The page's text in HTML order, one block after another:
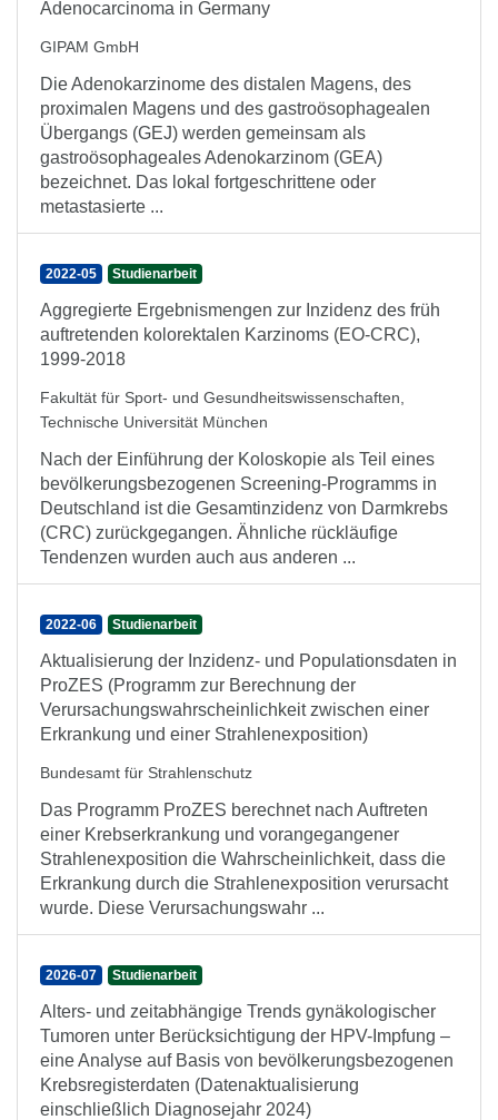
Adenocarcinoma in Germany
GIPAM GmbH
Die Adenokarzinome des distalen Magens, des
proximalen Magens und des gastroösophagealen
Übergangs (GEJ) werden gemeinsam als
gastroösophageales Adenokarzinom (GEA)
bezeichnet. Das lokal fortgeschrittene oder
metastasierte ...
2022-05 Studienarbeit
Aggregierte Ergebnismengen zur Inzidenz des früh
auftretenden kolorektalen Karzinoms (EO-CRC),
1999-2018
Fakultät für Sport- und Gesundheitswissenschaften,
Technische Universität München
Nach der Einführung der Koloskopie als Teil eines
bevölkerungsbezogenen Screening-Programms in
Deutschland ist die Gesamtinzidenz von Darmkrebs
(CRC) zurückgegangen. Ähnliche rückläufige
Tendenzen wurden auch aus anderen ...
2022-06 Studienarbeit
Aktualisierung der Inzidenz- und Populationsdaten in
ProZES (Programm zur Berechnung der
Verursachungswahrscheinlichkeit zwischen einer
Erkrankung und einer Strahlenexposition)
Bundesamt für Strahlenschutz
Das Programm ProZES berechnet nach Auftreten
einer Krebserkrankung und vorangegangener
Strahlenexposition die Wahrscheinlichkeit, dass die
Erkrankung durch die Strahlenexposition verursacht
wurde. Diese Verursachungswahr ...
2026-07 Studienarbeit
Alters- und zeitabhängige Trends gynäkologischer
Tumoren unter Berücksichtigung der HPV-Impfung –
eine Analyse auf Basis von bevölkerungsbezogenen
Krebsregisterdaten (Datenaktualisierung
einschließlich Diagnosejahr 2024)